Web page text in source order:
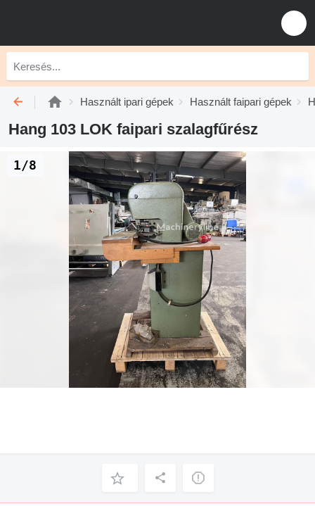
Használt ipari gépek Használt faipari gépek
Hang 103 LOK faipari szalagfűrész
1/8